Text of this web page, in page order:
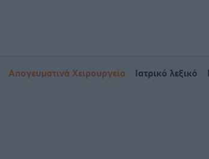
Απογευματινά Χειρουργεία Ιατρικό λεξικό